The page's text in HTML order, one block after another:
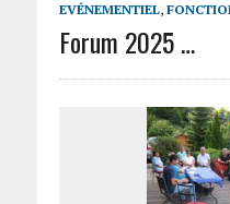
EVÉNEMENTIEL,
Forum 2025 …